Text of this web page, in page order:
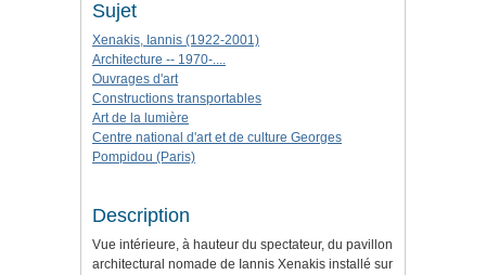
Sujet
Xenakis, Iannis (1922-2001)
Architecture -- 1970-....
Ouvrages d'art
Constructions transportables
Art de la lumière
Centre national d'art et de culture Georges
Pompidou (Paris)
Description
Vue intérieure, à hauteur du spectateur, du pavillon
architectural nomade de Iannis Xenakis installé sur